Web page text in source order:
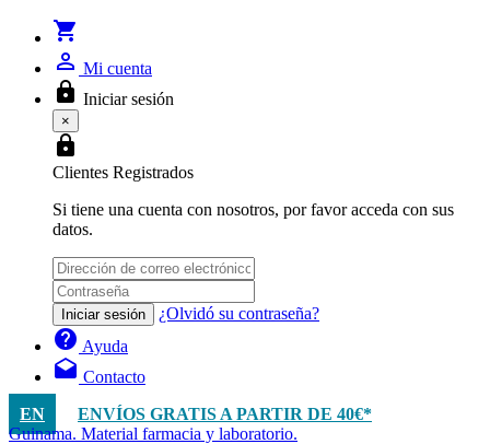
shopping_cart
person_outline Mi cuenta
lock Iniciar sesión
×
lock
Clientes Registrados
Si tiene una cuenta con nosotros, por favor acceda con sus
datos.
Iniciar sesión ¿Olvidó su contraseña?
help Ayuda
drafts Contacto
EN
ENVÍOS GRATIS A PARTIR DE 40€*
Guinama. Material farmacia y laboratorio.